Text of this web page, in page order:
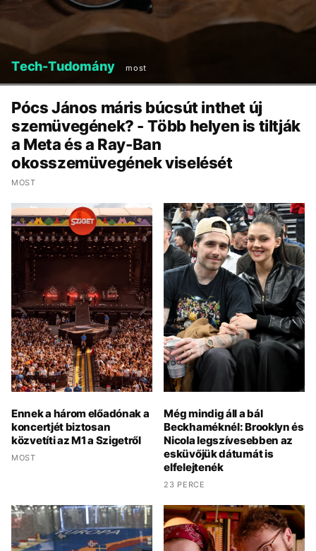
Tech-Tudomány most
Pócs János máris búcsút inthet új
szemüvegének? - Több helyen is tiltják
a Meta és a Ray-Ban
okosszemüvegének viselését
MOST
Ennek a három előadónak a
koncertjét biztosan
közvetíti az M1 a Szigetről
MOST
Még mindig áll a bál
Beckhaméknél: Brooklyn és
Nicola legszívesebben az
esküvőjük dátumát is
elfelejtenék
23 PERCE